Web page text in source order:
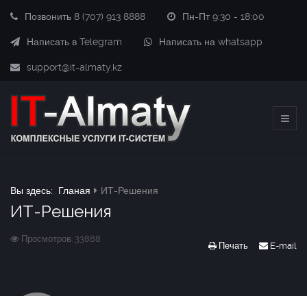
Позвонить 8 (707) 913 8888 Пн-Пт 9:30 - 18:00
Написать в Telegram Написать на whatsapp
support@it-almaty.kz
Вы здесь: Гланая ИТ-Решения
ИТ-Решения
Печать E-mail
Просмотров: 33888